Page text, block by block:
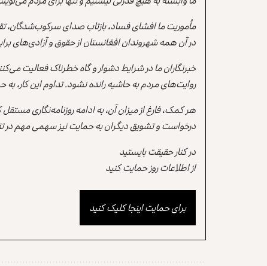
مأموریت ما افشای فساد، بازتاب صدای سرکوب‌شدگان،
در آن همه شهروندان افغانستان از حقوق و آزادی‌های
خبرنگاران ما در شرایط دشوار و گاه خطرناک فعالیت
روایت‌های مردم به حاشیه رانده نشود. تداوم این کار،
هر کمک، فارغ از میزان آن، به ادامه روزنامه‌نگاری
درخواست و تشویق دیگران به حمایت نیز سهمی مهم در
در کنار حقیقت بایستید
از اطلاعات روز حمایت کنید
برای حمایت اینجا کلیک کنید